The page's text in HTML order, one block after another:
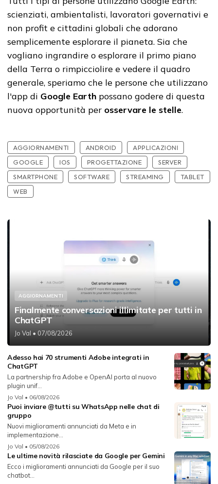
scienziati, ambientalisti, lavoratori governativi e
non profit e cittadini globali che adorano
semplicemente esplorare il pianeta. Sia che
vogliano ingrandire o esplorare il primo piano
della Terra o rimpicciolire e vedere il quadro
generale, speriamo che le persone che utilizzano
l'app di Google Earth possano godere di questa
nuova opportunità per osservare le stelle.
AGGIORNAMENTI ANDROID
APPLICAZIONI
GOOGLE
IOS PROGETTAZIONE
SERVER
SMARTPHONE
SOFTWARE STREAMING
TABLET
WEB
AGGIORNAMENTI
Finalmente conversazioni illimitate per tutti in
ChatGPT
Jo Val • 07/08/2026
Adesso hai 70 strumenti Adobe integrati in
ChatGPT
La partnership fra Adobe e OpenAI porta al nuovo
plugin unif...
Jo Val • 06/08/2026
Puoi inviare @tutti su WhatsApp nelle chat di
gruppo
Nuovi miglioramenti annunciati da Meta e in
implementazione...
Jo Val • 05/08/2026
Le ultime novità rilasciate da Google per Gemini
Ecco i miglioramenti annunciati da Google per il suo
chatbot...